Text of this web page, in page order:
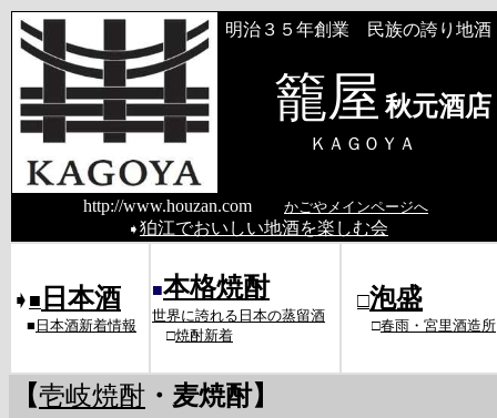
明治３５年創業 民族の誇り地
籠屋 秋元酒店
ＫＡＧＯＹ
http://www.houzan.com
かごやメインページへ
➧ 狛江でおいしい地酒を楽しむ会
➧ ■ 日本酒
■ 日本酒新着情報
■本格焼酎
世界に誇れる日本の蒸留酒
□焼酎新着
□泡盛
□春雨・ 宮里酒造所
【壱岐焼酎 ・麦焼酎】